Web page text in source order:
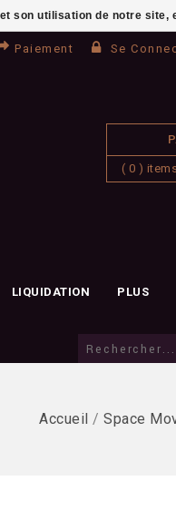
Paiement Se
( 0 )
LIQUIDATION PLUS
Accueil / Space
son utilisation de notre